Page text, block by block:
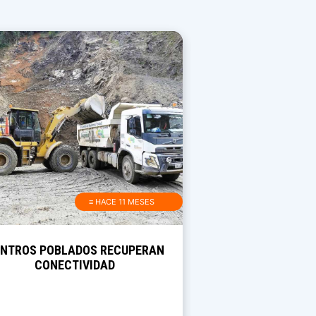
≡ HACE 11 MESES
POBLADOS RECUPERAN
CONECTIVIDAD